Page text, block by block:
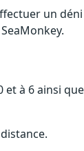
un
à 6 ainsi